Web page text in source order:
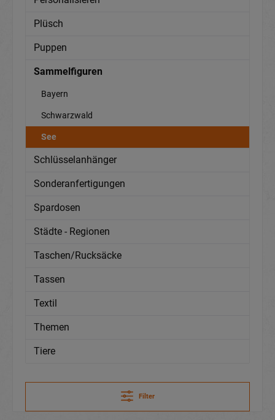
Plüsch
Puppen
Sammelfiguren
Bayern
Schwarzwald
See
Schlüsselanhänger
Sonderanfertigungen
Spardosen
Städte - Regionen
Taschen/Rucksäcke
Tassen
Textil
Themen
Tiere
Filter